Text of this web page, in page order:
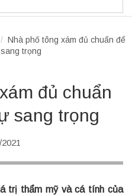
/ Nhà phố tông xám đủ chuẩn để
trọng
đủ chuẩn
sang trọng
trị thẩm mỹ và cá tính của